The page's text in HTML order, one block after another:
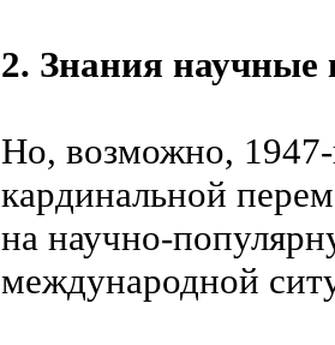
2. Знания научные
Но, возможно,
кардинальной
на научно-
международной